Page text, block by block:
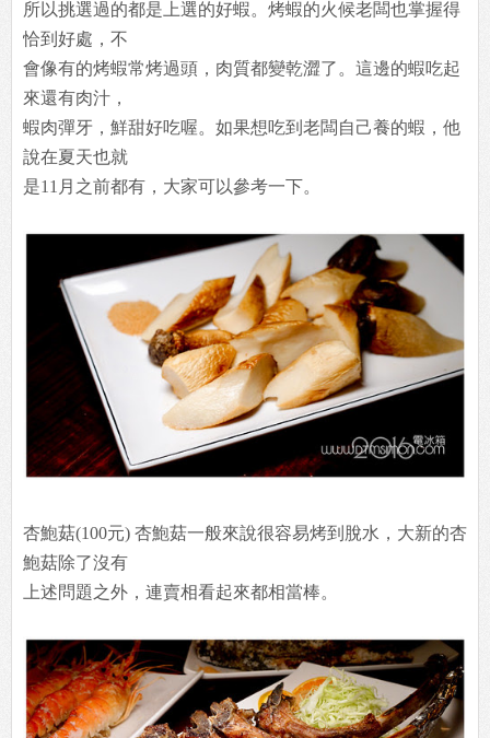
所以挑選過的都是上選的好蝦。烤蝦的火候老闆也掌握得
恰到好處，不
會像有的烤蝦常烤過頭，肉質都變乾澀了。這邊的蝦吃起
來還有肉汁，
蝦肉彈牙，鮮甜好吃喔。如果想吃到老闆自己養的蝦，他
說在夏天也就
是11月之前都有，大家可以參考一下。
杏鮑菇(100元) 杏鮑菇一般來說很容易烤到脫水，大新的杏
鮑菇除了沒有
上述問題之外，連賣相看起來都相當棒。